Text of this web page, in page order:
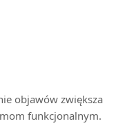
objawów zwiększa
funkcjonalnym.